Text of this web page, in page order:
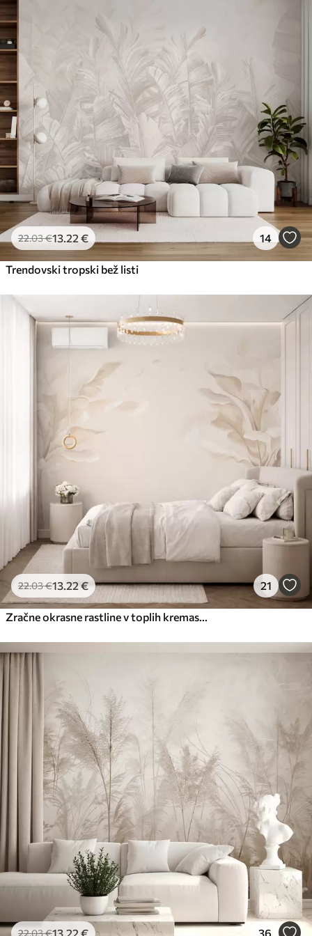
Premium vinil
.00 39 €/m²
Peel and Stick
81 .67 49 .00€ /m²
22.03€13 .22 € 14
Trendovski tropski bež listi
22.03€13 .22€ 21
22.03€13 .22 € 36